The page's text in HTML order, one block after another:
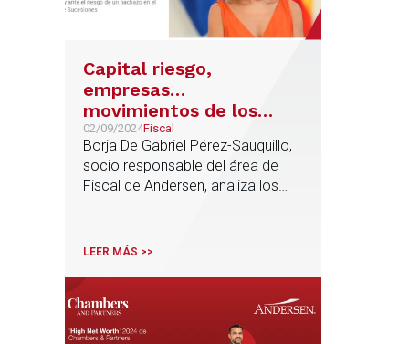
Capital riesgo,
empresas…
movimientos de los
ricos para reducir el
pago de impuestos
02/09/2024Fiscal
Borja De Gabriel Pérez-Sauquillo,
socio responsable del área de
Fiscal de Andersen, analiza los
fortunas en El Confidencial
LEER MÁS >>